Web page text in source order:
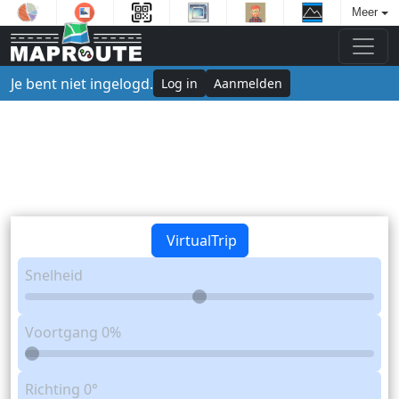
Meer
Je bent niet ingelogd. Log in Aanmelden
VirtualTrip
Snelheid
Voortgang 0%
Richting 0°